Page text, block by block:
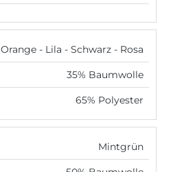
Orange - Lila - Schwarz - Rosa
35% Baumwolle
65% Polyester
Mintgrün